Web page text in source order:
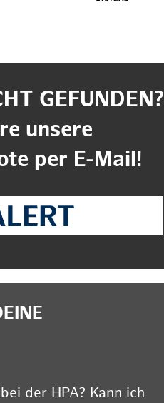
GEFUNDEN?
unsere
per E-Mail!
der HPA? Kann ich